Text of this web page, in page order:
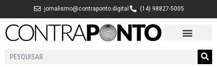
para
jornalismo@contraponto.digital (14) 98827-5005
Pesquisar